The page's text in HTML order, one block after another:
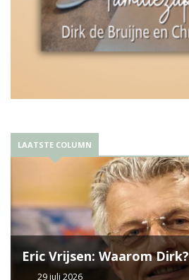
LAATSTE COLUMN
Eric Vrijsen: Waarom Dirk?
29 juli 2026